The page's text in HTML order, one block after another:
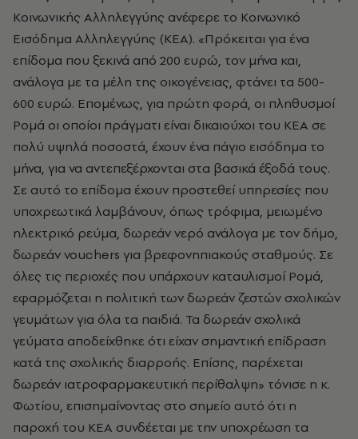
Κοινωνικής Αλληλεγγύης ανέφερε το Κοινωνικό
Εισόδημα Αλληλεγγύης (ΚΕΑ). «Πρόκειται για ένα
επίδομα που ξεκινά από 200 ευρώ, τον μήνα και,
ανάλογα με τα μέλη της οικογένειας, φτάνει τα 500-
600 ευρώ. Επομένως, για πρώτη φορά, οι πληθυσμοί
Ρομά οι οποίοι πράγματι είναι δικαιούχοι του ΚΕΑ σε
πολύ υψηλά ποσοστά, έχουν ένα πάγιο εισόδημα το
μήνα, για να αντεπεξέρχονται στα βασικά έξοδά τους.
Σε αυτό το επίδομα έχουν προστεθεί υπηρεσίες που
υποχρεωτικά λαμβάνουν, όπως τρόφιμα, μειωμένο
ηλεκτρικό ρεύμα, δωρεάν νερό ανάλογα με τον δήμο,
δωρεάν vouchers για βρεφονηπιακούς σταθμούς. Σε
όλες τις περιοχές που υπάρχουν καταυλισμοί Ρομά,
εφαρμόζεται η πολιτική των δωρεάν ζεστών σχολικών
γευμάτων για όλα τα παιδιά. Τα δωρεάν σχολικά
γεύματα αποδείχθηκε ότι είχαν σημαντική επίδραση
κατά της σχολικής διαρροής. Επίσης, παρέχεται
δωρεάν ιατροφαρμακευτική περίθαλψη» τόνισε η κ.
Φωτίου, επισημαίνοντας στο σημείο αυτό ότι η
παροχή του ΚΕΑ συνδέεται με την υποχρέωση τα